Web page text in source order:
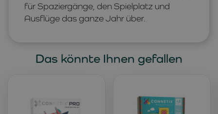
für Spaziergänge, den Spielplatz und
Ausflüge das ganze Jahr über.
Das könnte Ihnen gefallen